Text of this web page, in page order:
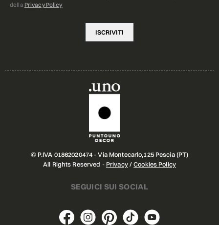
della Privacy Policy
© P.IVA 01862020474 - Via Montecarlo,125 Pescia (PT)
All Rights Reserved - Privacy/Cookies Policy
SEGUICI SUI SOCIAL